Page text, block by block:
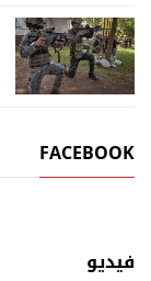
FACEBOOK
فيديو